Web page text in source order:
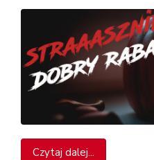
Czytaj dalej...